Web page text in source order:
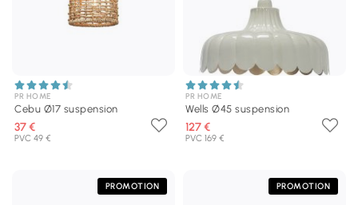
PR HOME
Cebu Ø17 suspension
37 €
PVC 49 €
PR HOME
Wells Ø45 suspension
127 €
PVC 169 €
PROMOTION PROMOTION